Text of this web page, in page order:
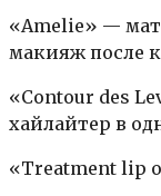
«Amelie» —
макияж после
«Contour des
хайлайтер в
«Treatment lip